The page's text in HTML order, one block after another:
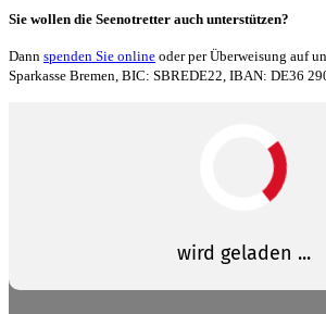
Sie wollen die Seenotretter auch unterstützen?
Dann spenden Sie online oder per Überweisung auf
Sparkasse Bremen, BIC: SBREDE22, IBAN: DE36